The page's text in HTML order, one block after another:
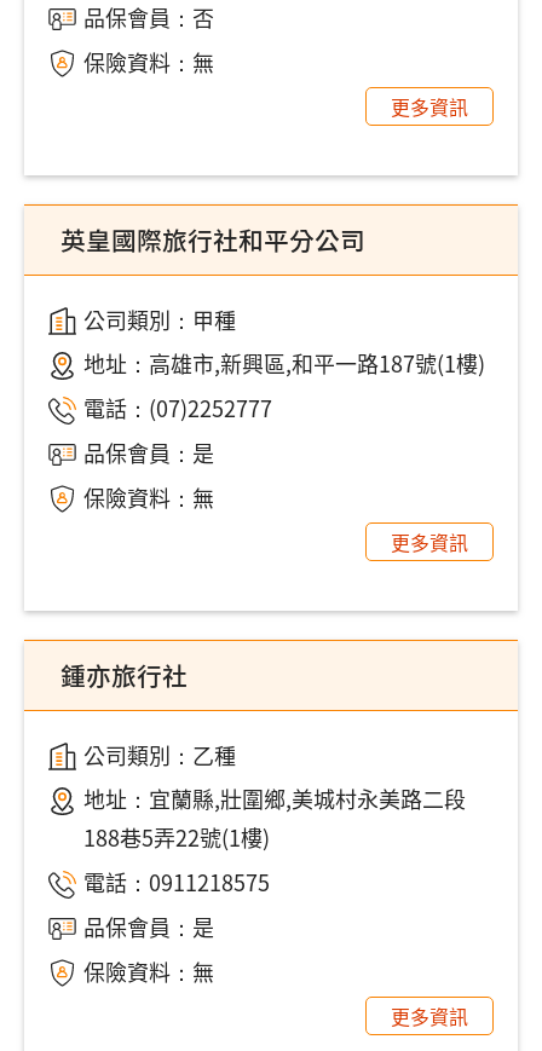
品保會員：否
保險資料：無
更多資訊
英皇國際旅行社和平分公司
公司類別：甲種
地址： 高雄市,新興區,和平一路187號(1樓)
電話： (07)2252777
品保會員：是
保險資料：無
更多資訊
鍾亦旅行社
公司類別：乙種
地址： 宜蘭縣,壯圍鄉,美城村永美路二段
188巷5弄22號(1樓)
電話： 0911218575
品保會員：是
保險資料：無
更多資訊